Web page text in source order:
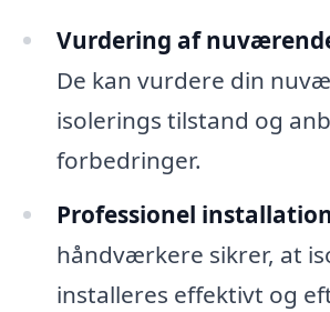
Vurdering af
De kan vurdere din
isolerings tilstand og
forbedringer.
Professionel
håndværkere sikrer, at
installeres effektivt og